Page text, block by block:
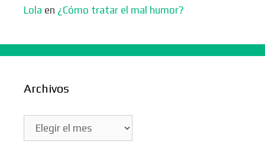
Lola en ¿Cómo tratar el mal humor?
Archivos
Archivos